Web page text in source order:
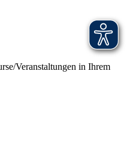
Veranstaltungen in Ihrem